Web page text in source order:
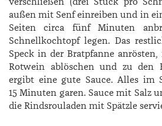
außen mit Senf einreiben und in
Seiten circa fünf Minuten
Schnellkochtopf legen. Das
Speck in der Bratpfanne
Rotwein ablöschen und zu den
ergibt eine gute Sauce. Alles im
15 Minuten garen. Sauce mit Salz
die Rindsrouladen mit Spätzle